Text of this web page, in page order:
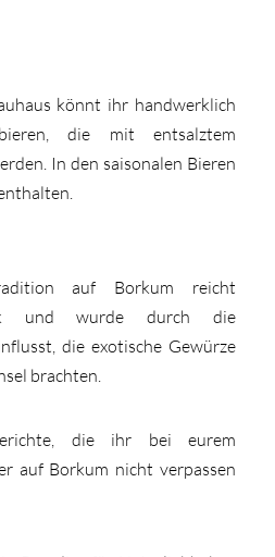
könnt ihr handwerklich
die mit entsalztem
In den saisonalen Bieren
auf Borkum reicht
und wurde durch die
die exotische Gewürze
brachten.
die ihr bei eurem
auf Borkum nicht verpassen